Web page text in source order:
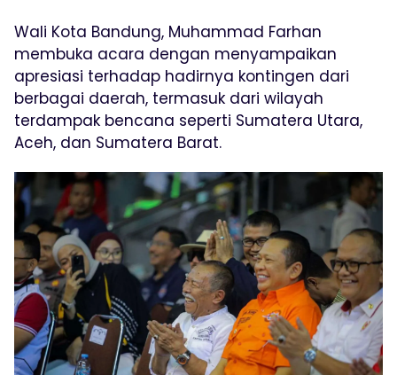
Wali Kota Bandung, Muhammad Farhan
membuka acara dengan menyampaikan
apresiasi terhadap hadirnya kontingen dari
berbagai daerah, termasuk dari wilayah
terdampak bencana seperti Sumatera Utara,
Aceh, dan Sumatera Barat.